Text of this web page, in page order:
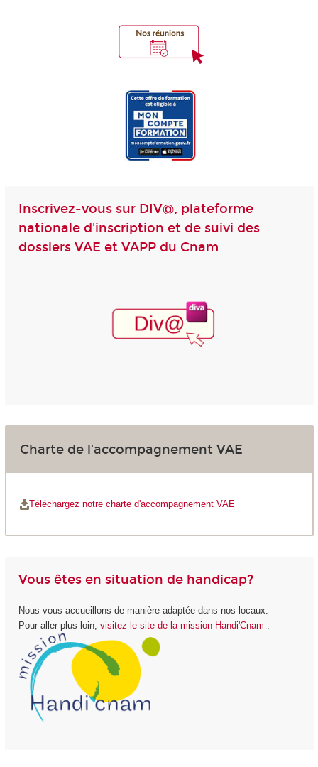
Inscrivez-vous sur DIV@, plateforme
nationale d'inscription et de suivi des
dossiers VAE et VAPP du Cnam
Charte de l'accompagnement VAE
Téléchargez notre charte d'accompagnement VAE
Vous êtes en situation de handicap?
Nous vous accueillons de manière adaptée dans nos locaux.
Pour aller plus loin, visitez le site de la mission Handi'Cnam :